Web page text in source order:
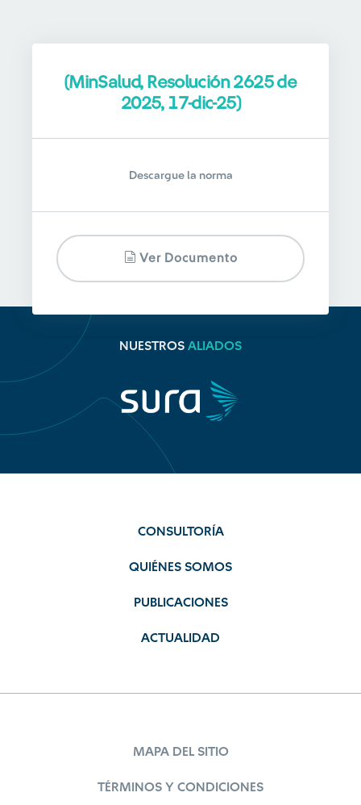
(MinSalud, Resolución 2625 de
2025, 17-dic-25)
Descargue la norma
Ver Documento
NUESTROS ALIADOS
CONSULTORÍA
QUIÉNES SOMOS
PUBLICACIONES
ACTUALIDAD
MAPA DEL SITIO
TÉRMINOS Y CONDICIONES